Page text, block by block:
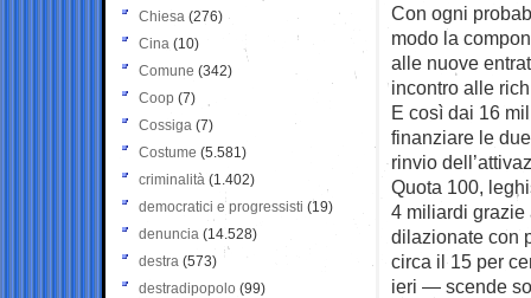
Con ogni
modo la
alle nuove
incontro alle
E così dai 16
finanziare le
rinvio
Quota 100,
4 miliardi grazie
dilazionate con
circa il 15 per
ieri — scende
Chiesa (276)
Cina (10)
Comune (342)
Coop (7)
Cossiga (7)
Costume (5.581)
criminalità (1.402)
democratici e progressisti (19)
denuncia (14.528)
destra (573)
destradipopolo (99)